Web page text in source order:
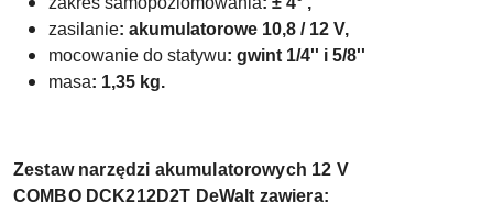
zasilanie: akumulatorowe 10,8 / 12 V,
mocowanie do statywu: gwint 1/4'' i 5/8''
masa: 1,35 kg.
Zestaw narzędzi akumulatorowych 12 V
COMBO DCK212D2T DeWalt zawiera: